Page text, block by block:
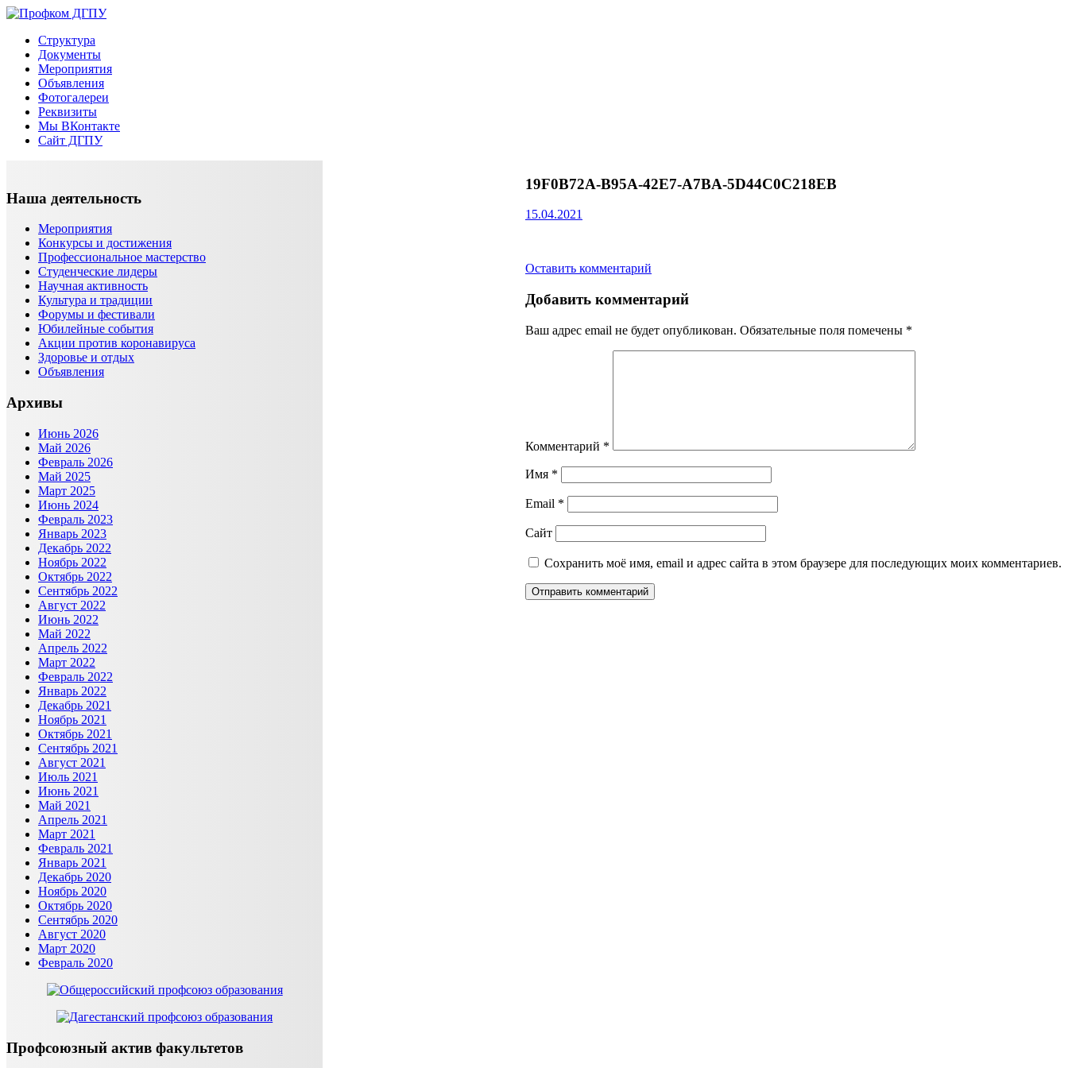
Перейти
содержимому
Профком ДГПУ
Официальный сайт профсоюзной организации
Структура
Документы
Мероприятия
Объявления
Фотогалереи
Реквизиты
Мы ВКонтакте
Сайт ДГПУ
19F0B72A-B95A-42E7-A7BA-5D44C0C218EB
15.04.2021
Оставить комментарий
Добавить комментарий
Ваш адрес email не будет опубликован. Обязательные поля помечены *
Комментарий *
Имя *
Email *
Сайт
Сохранить моё имя, email и адрес сайта в этом браузере для последующих моих комментариев.
Наша деятельность
Мероприятия
Конкурсы и достижения
Профессиональное мастерство
Студенческие лидеры
Научная активность
Культура и традиции
Форумы и фестивали
Юбилейные события
Акции против коронавируса
Здоровье и отдых
Объявления
Архивы
Июнь 2026
Май 2026
Февраль 2026
Май 2025
Март 2025
Июнь 2024
Февраль 2023
Январь 2023
Декабрь 2022
Ноябрь 2022
Октябрь 2022
Сентябрь 2022
Август 2022
Июнь 2022
Май 2022
Апрель 2022
Март 2022
Февраль 2022
Январь 2022
Декабрь 2021
Ноябрь 2021
Октябрь 2021
Сентябрь 2021
Август 2021
Июль 2021
Июнь 2021
Май 2021
Апрель 2021
Март 2021
Февраль 2021
Январь 2021
Декабрь 2020
Ноябрь 2020
Октябрь 2020
Сентябрь 2020
Август 2020
Март 2020
Февраль 2020
Профсоюзный актив факультетов